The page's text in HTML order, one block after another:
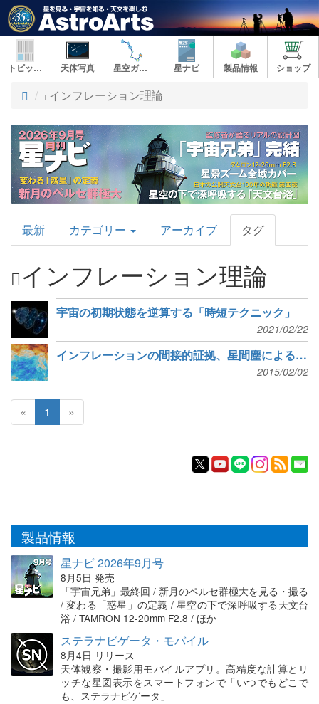
トピックス 天体写真 星空ガイド 星ナビ 製品情報 ショップ
ト
プ
インフレーション理論
AstroArts
Topics
最新 カテゴリー アーカイブ タグ
インフレーション理論
宇宙の初期状態を逆算する「時短テクニック」
2021/02/22
インフレーションの間接的証拠、星間塵によるノイズだった
2015/02/02
« 1 »
製品情報
星ナビ 2026年9月号
8月5日 発売
「宇宙兄弟」最終回 / 新月のペルセ群極大を見る・撮る
/ 変わる「惑星」の定義 / 星空の下で深呼吸する天文台
浴 / TAMRON 12-20mm F2.8 / ほか
ステラナビゲータ・モバイル
8月4日 リリース
天体観察・撮影用モバイルアプリ。高精度な計算とリ
ッチな星図表示をスマートフォンで「いつでもどこで
も、ステラナビゲータ」